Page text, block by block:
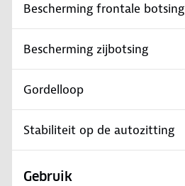
Bescherming frontale botsing
Bescherming zijbotsing
Gordelloop
Stabiliteit op de autozitting
Gebruik